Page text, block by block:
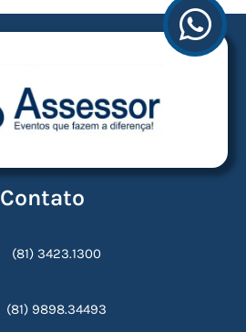
Contato
(81) 3423.1300
(81) 9898.34493